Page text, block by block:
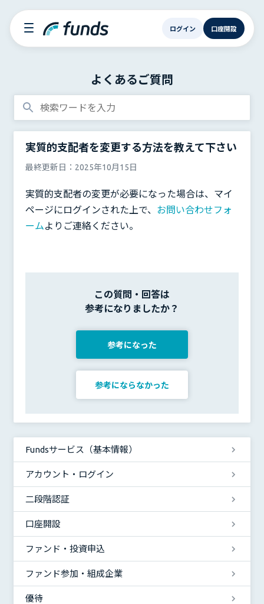
ログイン 口座開設
よくあるご質問
Fundsサービス（基本情報）
アカウント・ログイン
二段階認証
口座開設
ファンド・投資申込
ファンド参加・組成企業
優待
実質的支配者を変更する方法を教えて下さい
最終更新日： 2025年10月15日
実質的支配者の変更が必要になった場合は、マイ
ページにログインされた上で、 お問い合わせフォ
ームよりご連絡ください。
この質問・回答は
参考になりましたか？
参考にならなかった
参考になった